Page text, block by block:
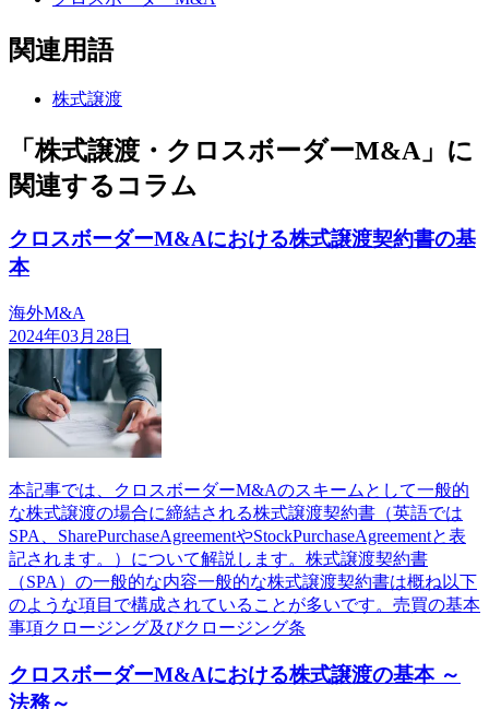
関連用語
株式譲渡
「株式譲渡・クロスボーダーM&A」に
関連するコラム
クロスボーダーM&Aにおける株式譲渡契約書の基
本
海外M&A
2024年03月28日
本記事では、クロスボーダーM&Aのスキームとして一般的
な株式譲渡の場合に締結される株式譲渡契約書（英語では
SPA、SharePurchaseAgreementやStockPurchaseAgreementと表
記されます。）について解説します。株式譲渡契約書
（SPA）の一般的な内容一般的な株式譲渡契約書は概ね以下
のような項目で構成されていることが多いです。売買の基本
事項クロージング及びクロージング条
クロスボーダーM&Aにおける株式譲渡の基本 ～
法務～